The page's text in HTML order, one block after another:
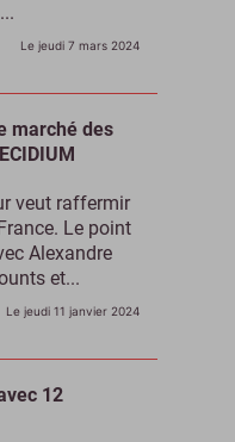
Le jeudi 7 mars 2024
marché des
veut raffermir
Le point
Alexandre
et...
Le jeudi 11 janvier 2024
12